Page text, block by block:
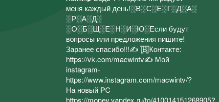
меня каждый день!░В░С░Е░Г░Д░А░
░Р░А░Д░
░О░Б░Щ░Е░Н░И░Ю░Если будут
вопросы или предложения пишите!
Заранее спасибо!!!✍ |̳̿В̳̿|Контакте:
https://vk.com/macwintv✍ Мой
instagram-
https://www.instagram.com/macwintv/?
На новый PC
https://money.yandex.ru/to/410014151268905?